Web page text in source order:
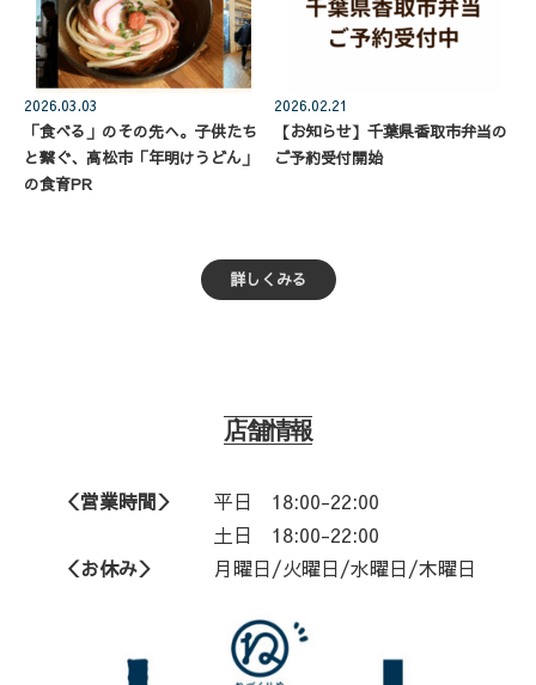
2026.03.03
「食べる」のその先へ。子供たち
と繋ぐ、高松市「年明けうどん」
の食育PR
2026.02.21
【お知らせ】千葉県香取市弁当の
ご予約受付開始
詳しくみる
店舗情報
＜営業時間＞ 平日
18:00-22:00
土日 18:00-22:00
＜お休み＞ 月曜日/火曜日/水曜日/木曜日